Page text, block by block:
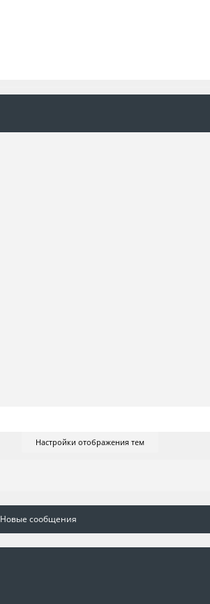
Настройки отображения тем
Новые сообщения